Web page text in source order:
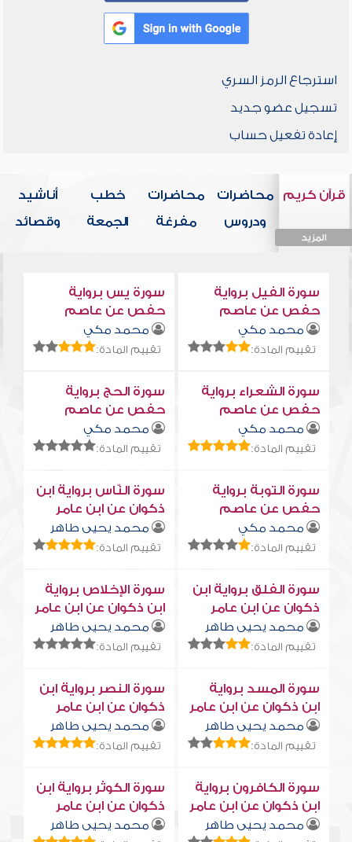
استرجاع الرمز السري
تسجيل عضو جديد
إعادة تفعيل حساب
قرآن كريم
المزيد
محاضرات
ودروس
محاضرات
مفرغة
خطب
الجمعة
أناشيد
وقصائد
سورة الفيل برواية
حفص عن عاصم
محمد مكي
تقييم المادة:
سورة يس برواية
حفص عن عاصم
محمد مكي
تقييم المادة:
سورة الشعراء برواية
حفص عن عاصم
محمد مكي
تقييم المادة:
سورة الحج برواية
حفص عن عاصم
محمد مكي
تقييم المادة:
سورة التوبة برواية
حفص عن عاصم
محمد مكي
تقييم المادة:
سورة النّاس برواية ابن
ذكوان عن ابن عامر
محمد يحيى طاهر
تقييم المادة:
سورة الفلق برواية ابن
ذكوان عن ابن عامر
محمد يحيى طاهر
تقييم المادة:
سورة الإخلاص برواية
ابن ذكوان عن ابن عامر
محمد يحيى طاهر
تقييم المادة:
سورة المسد برواية
ابن ذكوان عن ابن عامر
محمد يحيى طاهر
تقييم المادة:
سورة النصر برواية ابن
ذكوان عن ابن عامر
محمد يحيى طاهر
تقييم المادة:
سورة الكافرون برواية
ابن ذكوان عن ابن عامر
محمد يحيى طاهر
سورة الكوثر برواية ابن
ذكوان عن ابن عامر
محمد يحيى طاهر